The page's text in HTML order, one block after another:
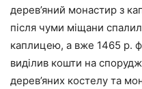
дерев’яний монастир з
після чуми міщани
каплицею, а вже 1465 р.
виділив кошти на
дерев’яних костелу та